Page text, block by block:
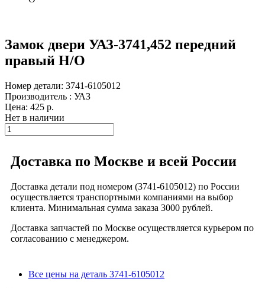
Замок двери УАЗ-3741,452 передний
правый Н/О
Номер детали: 3741-6105012
Производитель : УАЗ
Цена: 425 р.
Нет в наличии
Доставка по Москве и всей России
Доставка детали под номером (3741-6105012) по России
осуществляется транспортными компаниями на выбор
клиента. Минимальная сумма заказа 3000 рублей.
Доставка запчастей по Москве осуществляется курьером по
согласованию с менеджером.
Все цены на деталь 3741-6105012